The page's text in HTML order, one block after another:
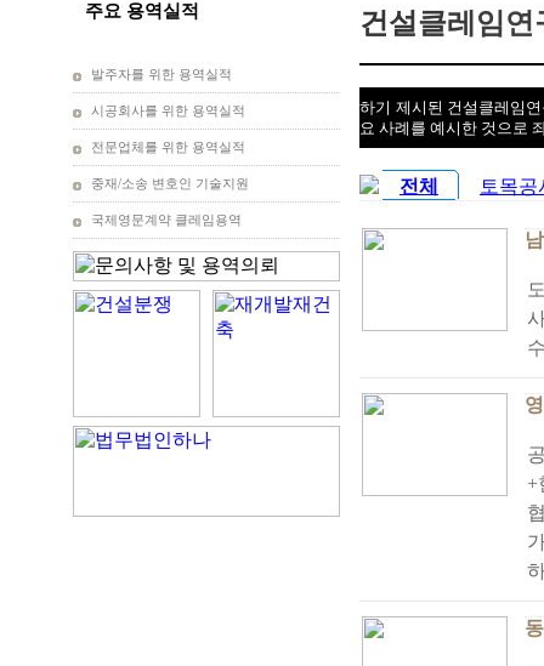
주요 용역실적
발주자를 위한 용역실적
시공회사를 위한 용역실적
전문업체를 위한 용역실적
중재/소송 변호인 기술지원
국제영문계약 클레임용역
건설 클레 임연
하기 제시된 건설클레임
요 사례를 예시한 것으로
전체 토목공
+